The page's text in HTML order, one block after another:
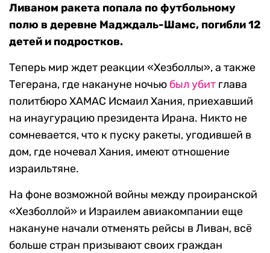
Ливаном ракета попала по футбольному
полю в деревне Мадждаль-Шамс, погибли 12
детей и подростков.
Теперь мир ждет реакции «Хезболлы», а также
Тегерана, где накануне ночью был убит глава
политбюро ХАМАС Исмаил Хания, приехавший
на инаугурацию президента Ирана. Никто не
сомневается, что к пуску ракеты, угодившей в
дом, где ночевал Хания, имеют отношение
израильтяне.
На фоне возможной войны между проиранской
«Хезболлой» и Израилем авиакомпании еще
накануне начали отменять рейсы в Ливан, всё
больше стран призывают своих граждан